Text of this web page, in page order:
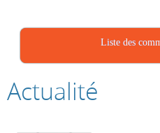
Liste des
Actualité